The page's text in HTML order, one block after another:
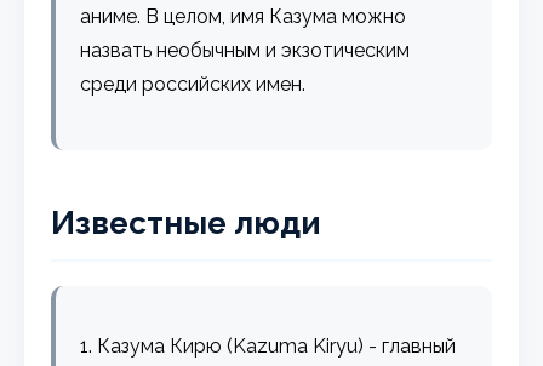
аниме. В целом, имя Казума можно
назвать необычным и экзотическим
среди российских имен.
Известные люди
1. Казума Кирю (Kazuma Kiryu) - главный